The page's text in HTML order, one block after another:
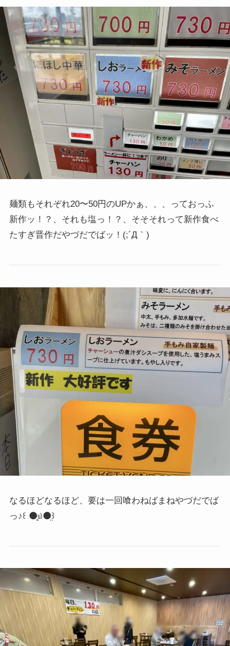
麺類もそれぞれ20〜50円のUPかぁ、、、っておっふ
新作ッ！？、それも塩っ！？、そそそれって新作食べ
たすぎ晋作だやづだでばッ！(;´Д｀)
なるほどなるほど、要は一回喰わねばまねやづだでば
っ♪꒰ ⚫͈௰⚫̤꒱